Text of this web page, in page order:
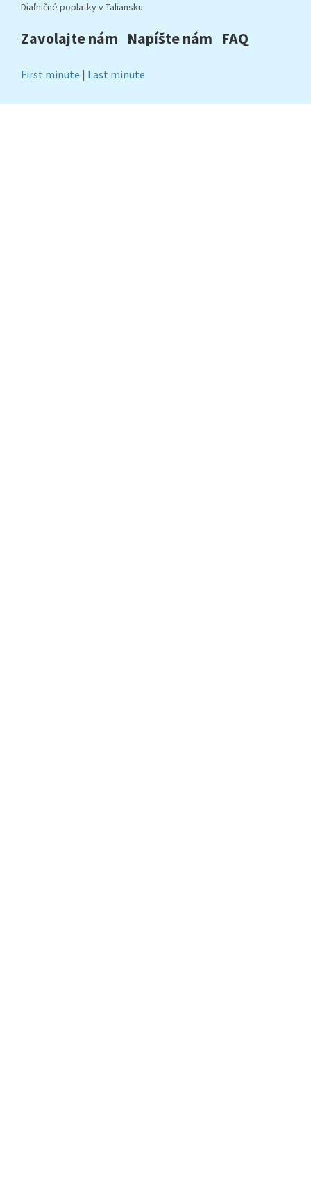
Diaľničné poplatky v Taliansku
Zavolajte nám Napíšte nám FAQ
First minute | Last minute